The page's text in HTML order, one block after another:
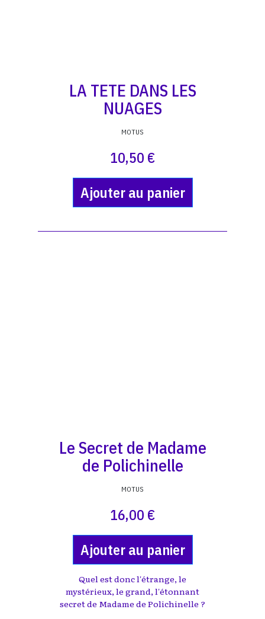
LA TETE DANS LES
NUAGES
MOTUS
10,50 €
Ajouter au panier
Le Secret de Madame
de Polichinelle
MOTUS
16,00 €
Ajouter au panier
Quel est donc l'étrange, le
mystérieux, le grand, l'étonnant
secret de Madame de Polichinelle ?